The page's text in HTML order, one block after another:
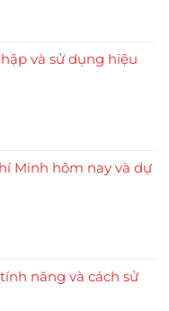
và sử dụng hiệu
Minh hôm nay và dự
năng và cách sử